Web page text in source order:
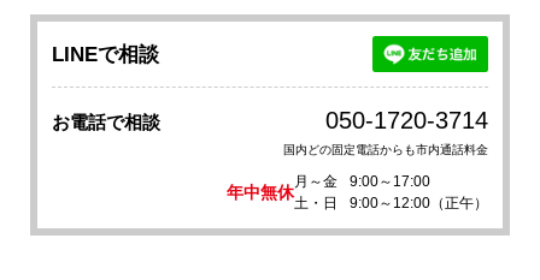
LINEで相談
お電話で相談 050-1720-3714
国内どの固定電話からも市内通話料金
年中無休
月～金
9:00～17:00
土・日
9:00～12:00（正午）